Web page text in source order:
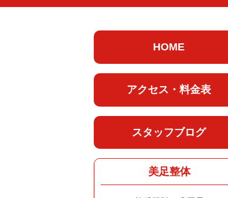
HOME
アクセス・料金表
スタッフブログ
美足整体